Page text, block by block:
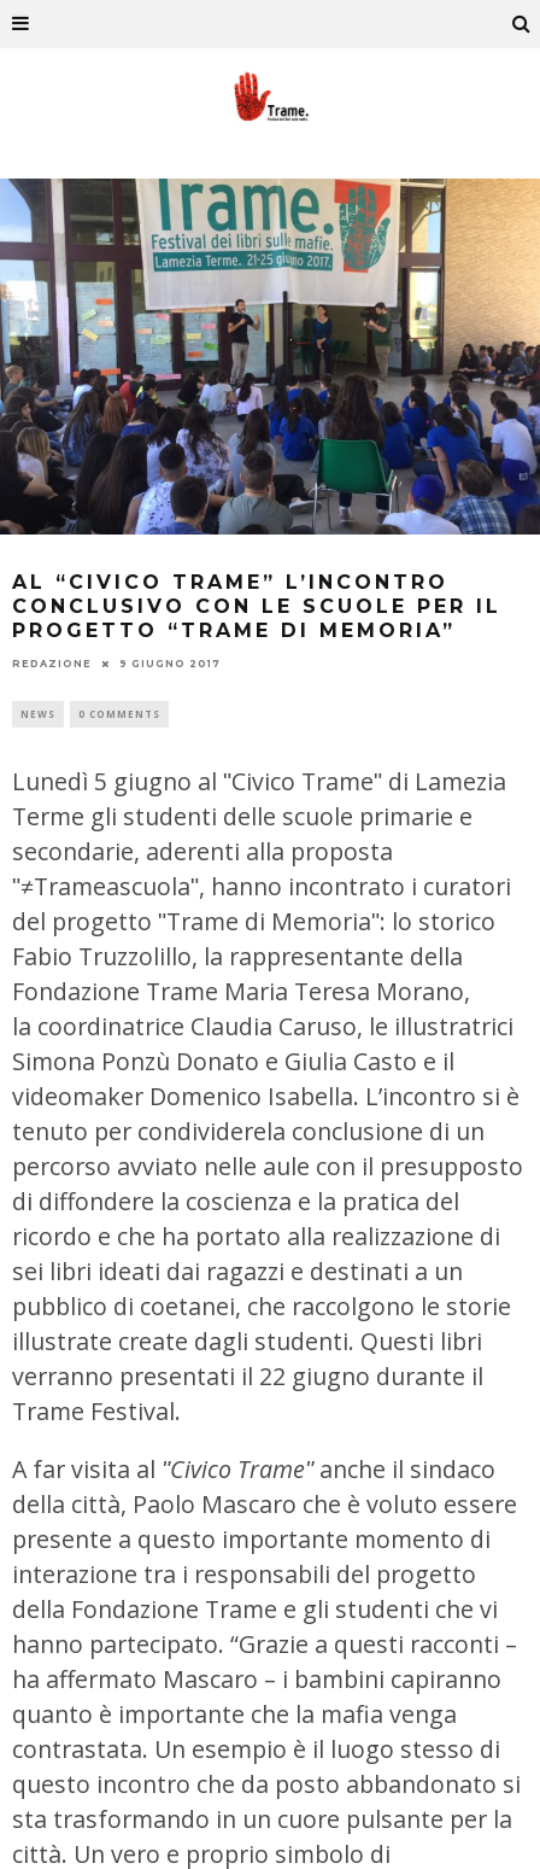
AL “CIVICO TRAME” L’INCONTRO
CONCLUSIVO CON LE SCUOLE PER IL
PROGETTO “TRAME DI MEMORIA”
REDAZIONE 9 GIUGNO 2017
NEWS 0 COMMENTS
Lunedì 5 giugno al ʺCivico Trameʺ di Lamezia
Terme gli studenti delle scuole primarie e
secondarie, aderenti alla proposta
ʺ≠Trameascuolaʺ, hanno incontrato i curatori
del progetto ʺTrame di Memoriaʺ: lo storico
Fabio Truzzolillo, la rappresentante della
Fondazione Trame Maria Teresa Morano,
la coordinatrice Claudia Caruso, le illustratrici
Simona Ponzù Donato e Giulia Casto e il
videomaker Domenico Isabella. L’incontro si è
tenuto per condividerela conclusione di un
percorso avviato nelle aule con il presupposto
di diffondere la coscienza e la pratica del
ricordo e che ha portato alla realizzazione di
sei libri ideati dai ragazzi e destinati a un
pubblico di coetanei, che raccolgono le storie
illustrate create dagli studenti. Questi libri
verranno presentati il 22 giugno durante il
Trame Festival.
A far visita al ʺCivico Trameʺanche il sindaco
della città, Paolo Mascaro che è voluto essere
presente a questo importante momento di
interazione tra i responsabili del progetto
della Fondazione Trame e gli studenti che vi
hanno partecipato. “Grazie a questi racconti –
ha affermato Mascaro – i bambini capiranno
quanto è importante che la mafia venga
contrastata. Un esempio è il luogo stesso di
questo incontro che da posto abbandonato si
sta trasformando in un cuore pulsante per la
città. Un vero e proprio simbolo di